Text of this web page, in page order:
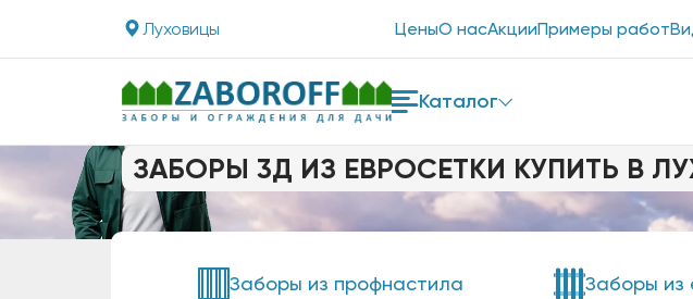
Луховицы ЦеныО насАкцииПримеры работ
Каталог
ЗАБОРЫ 3Д ИЗ ЕВРОСЕТКИ КУПИТЬ В
Заборы из профнастила Заборы из